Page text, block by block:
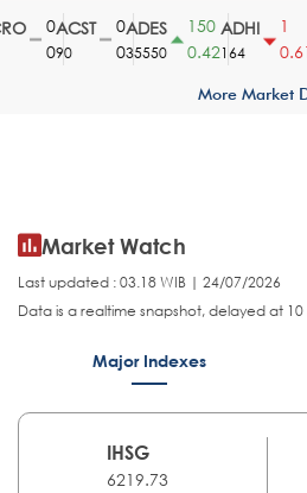
ACST
90
ADES
35550
150
0.42
ADHI
164
0.61
More Market
Market Watch
Last updated : 03.18 WIB | 24/07/2026
Data is a realtime snapshot, delayed at 10
Major Indexes
IHSG
6219.73